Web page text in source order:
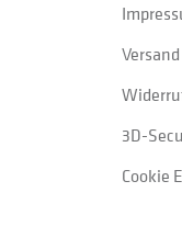
3D-
Cookie